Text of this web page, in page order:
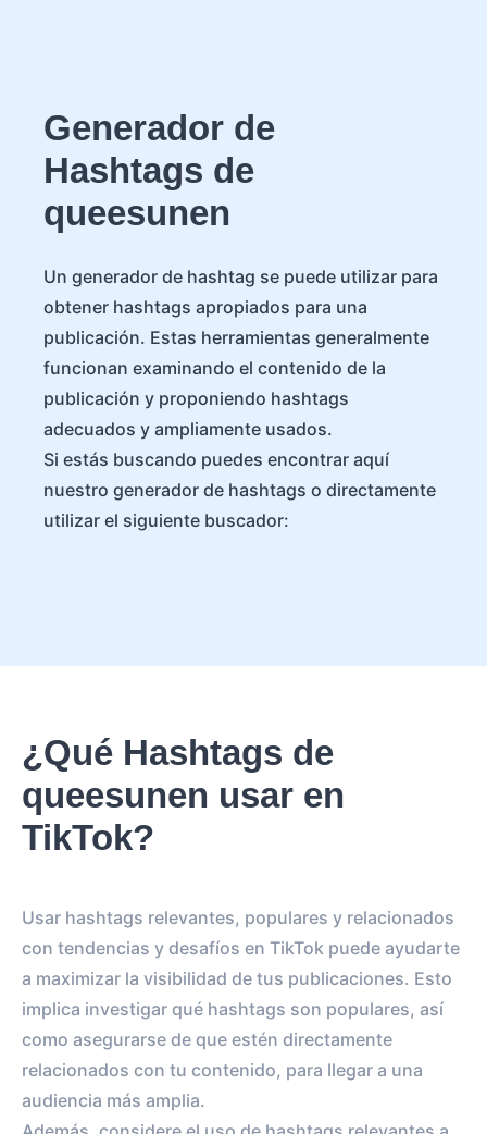
Generador de
Hashtags de
queesunen
Un generador de hashtag se puede utilizar para
obtener hashtags apropiados para una
publicación. Estas herramientas generalmente
funcionan examinando el contenido de la
publicación y proponiendo hashtags
adecuados y ampliamente usados.
Si estás buscando puedes encontrar aquí
nuestro generador de hashtags o directamente
utilizar el siguiente buscador:
¿Qué Hashtags de
queesunen usar en
TikTok?
Usar hashtags relevantes, populares y relacionados
con tendencias y desafíos en TikTok puede ayudarte
a maximizar la visibilidad de tus publicaciones. Esto
implica investigar qué hashtags son populares, así
como asegurarse de que estén directamente
relacionados con tu contenido, para llegar a una
audiencia más amplia.